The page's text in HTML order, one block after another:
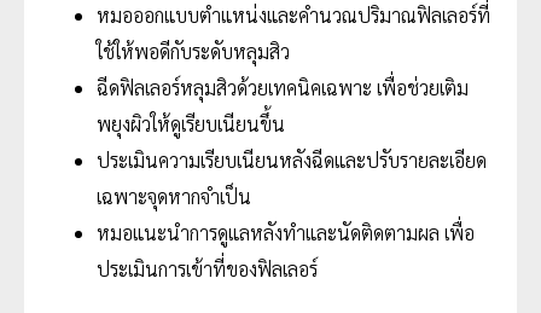
หมอออกแบบตำแหน่งและคำนวณปริมาณฟิลเลอร์ที่
ใช้ให้พอดีกับระดับหลุมสิว
ฉีดฟิลเลอร์หลุมสิวด้วยเทคนิคเฉพาะ เพื่อช่วยเติม
พยุงผิวให้ดูเรียบเนียนขึ้น
ประเมินความเรียบเนียนหลังฉีดและปรับรายละเอียด
เฉพาะจุดหากจำเป็น
หมอแนะนำการดูแลหลังทำและนัดติดตามผล เพื่อ
ประเมินการเข้าที่ของฟิลเลอร์